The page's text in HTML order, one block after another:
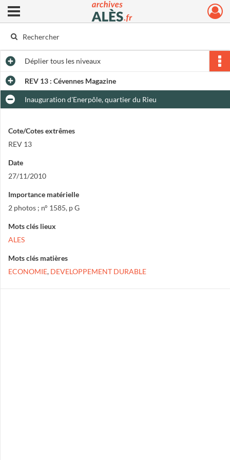
Archives municipales d'Alès
Ouvrir le menu déroulant
Dépliertous les niveaux
REV 13 : Cévennes Magazine
Inauguration d'Enerpôle, quartier du Rieu
Cote/Cotes extrêmes
REV 13
Date
27/11/2010
Importance matérielle
2 photos ; n° 1585, p G
Mots clés lieux
ALES
Mots clés matières
ECONOMIE, DEVELOPPEMENT DURABLE